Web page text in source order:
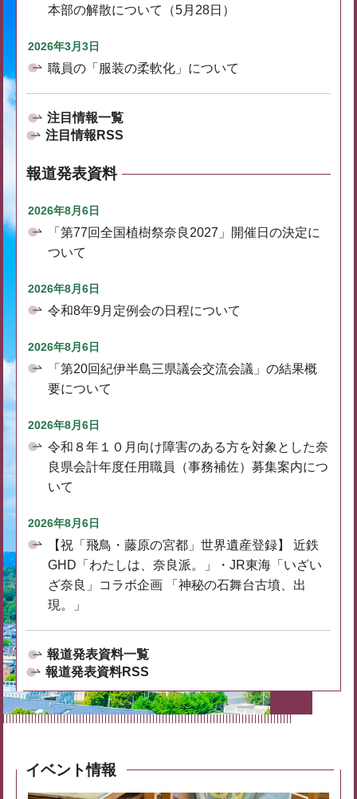
本部の解散について（5月28日）
2026年3月3日
職員の「服装の柔軟化」について
注目情報一覧
注目情報RSS
報道発表資料
2026年8月6日
「第77回全国植樹祭奈良2027」開催日の決定に
ついて
2026年8月6日
令和8年9月定例会の日程について
2026年8月6日
「第20回紀伊半島三県議会交流会議」の結果概
要について
2026年8月6日
令和８年１０月向け障害のある方を対象とした奈
良県会計年度任用職員（事務補佐）募集案内につ
いて
2026年8月6日
【祝「飛鳥・藤原の宮都」世界遺産登録】 近鉄
GHD「わたしは、奈良派。」・JR東海「いざい
ざ奈良」コラボ企画 「神秘の石舞台古墳、出
現。」
報道発表資料一覧
報道発表資料RSS
イベント情報